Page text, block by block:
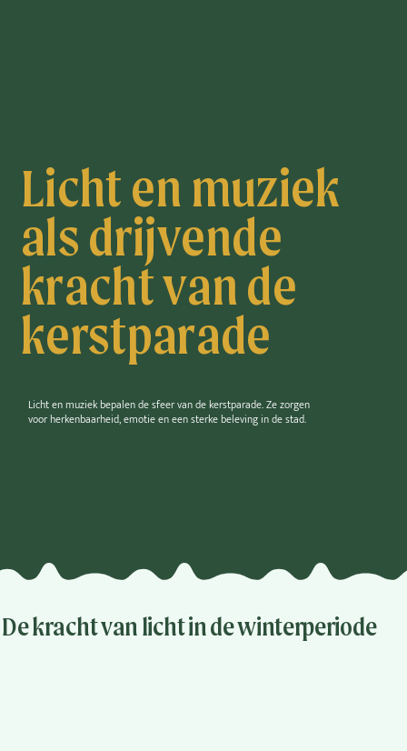
Licht en muziek
als drijvende
kracht van de
kerstparade
Licht en muziek bepalen de sfeer van de kerstparade. Ze zorgen
voor herkenbaarheid, emotie en een sterke beleving in de stad.
De kracht van licht in de winterperiode